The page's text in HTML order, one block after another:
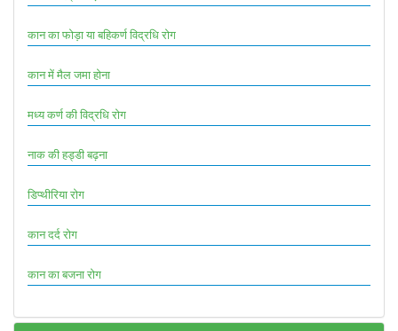
कान का फोड़ा या बहिकर्ण विद्रधि रोग
कान में मैल जमा होना
मध्य कर्ण की विद्रधि रोग
नाक की हड्डी बढ़ना
डिप्थीरिया रोग
कान दर्द रोग
कान का बजना रोग